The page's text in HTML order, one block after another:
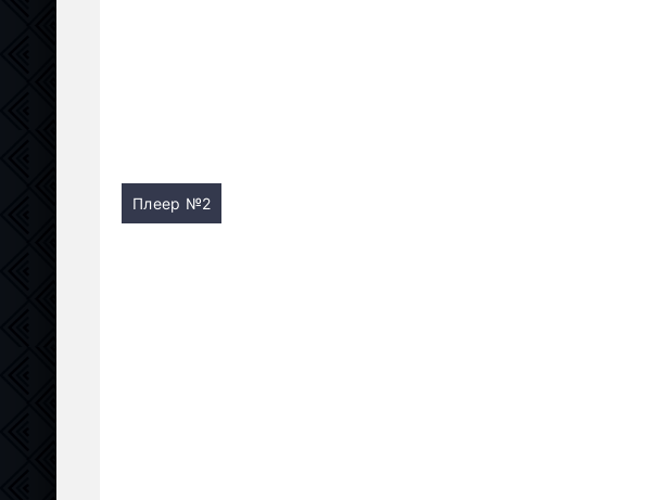
Плеер №2